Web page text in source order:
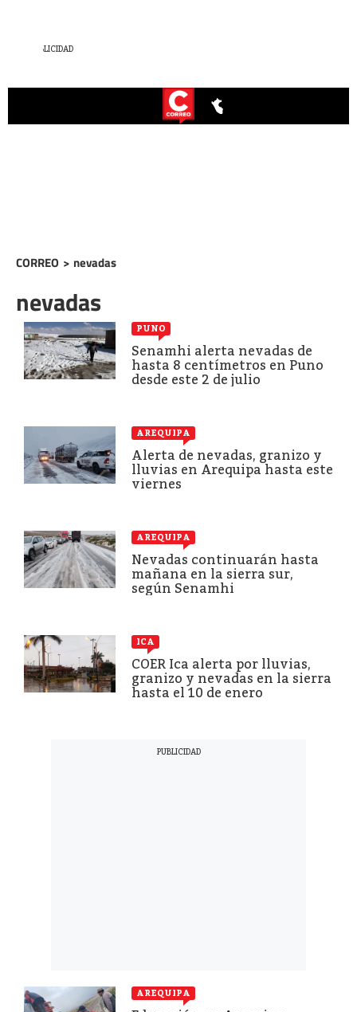
CORREO > nevadas
nevadas
PUNO
Senamhi alerta nevadas de
hasta 8 centímetros en Puno
desde este 2 de julio
AREQUIPA
Alerta de nevadas, granizo y
lluvias en Arequipa hasta este
viernes
AREQUIPA
Nevadas continuarán hasta
mañana en la sierra sur,
según Senamhi
ICA
COER Ica alerta por lluvias,
granizo y nevadas en la sierra
hasta el 10 de enero
AREQUIPA